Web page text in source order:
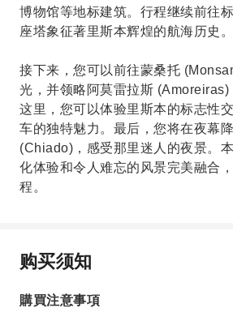
博物馆等地标建筑。行程继续前往
座塔象征著里斯本辉煌的航海历史。
接下来，您可以前往蒙桑托
光，并领略阿莫雷拉斯 (Amoreiras)
这里，您可以体验里斯本的标志性
车的独特魅力。最后，您将在夜幕
(Chiado)，感受那里迷人的夜景。
化体验和令人难忘的风景完美融合
程。
购买须知
購買注意事項